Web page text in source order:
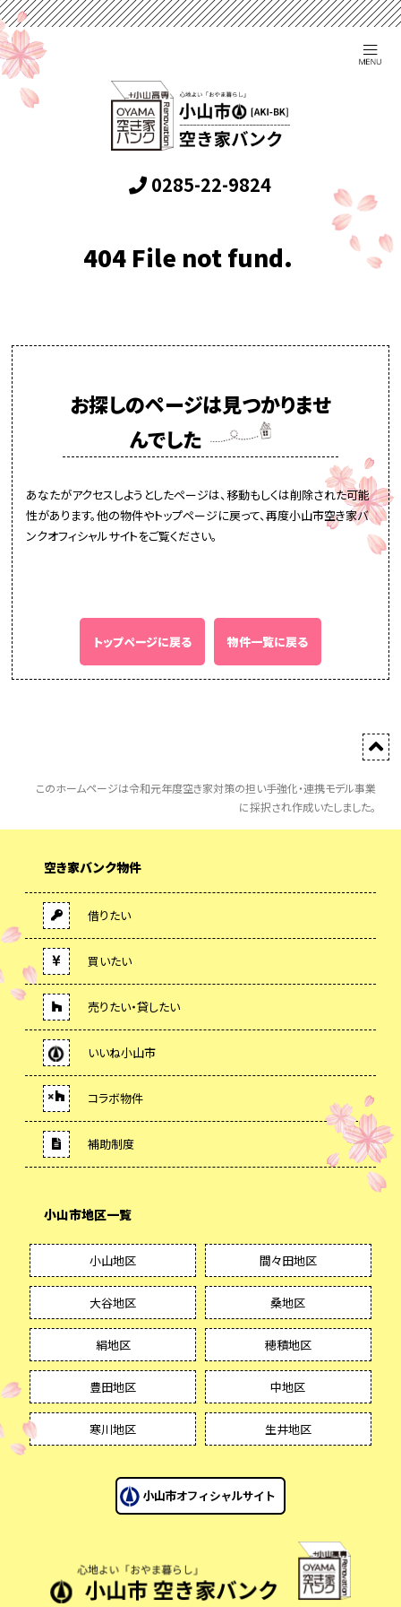
0285-22-9824
404 File not fund.
お探しのページは見つかりませ
んでした
あなたがアクセスしようとしたページは、移動もしくは削除された可能
性があります。他の物件やトップページに戻って、再度小山市空き家バ
ンクオフィシャルサイトをご覧ください。
トップページに戻る 物件一覧に戻る
このホームページは令和元年度空き家対策の担い手強化・連携モデル事業
に採択され作成いたしました。
空き家バンク物件
借りたい
買いたい
売りたい・貸したい
いいね小山市
コラボ物件
補助制度
小山市地区一覧
小山地区 間々田地区
大谷地区 桑地区
絹地区 穂積地区
豊田地区 中地区
寒川地区 生井地区